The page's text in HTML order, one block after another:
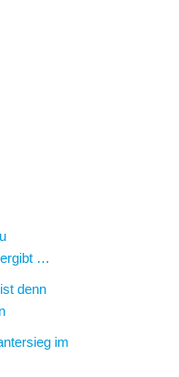
…
denn
im